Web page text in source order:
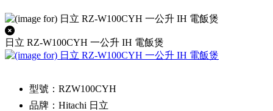
日立 RZ-W100CYH 一公升 IH 電飯煲
型號：RZW100CYH
品牌：Hitachi 日立